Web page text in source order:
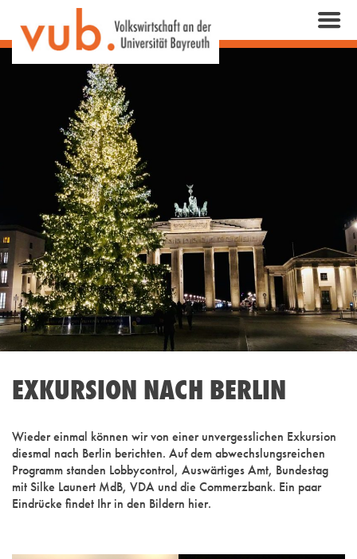
EXKURSION NACH BERLIN
Wieder einmal können wir von einer unvergesslichen Exkursion
diesmal nach Berlin berichten. Auf dem abwechslungsreichen
Programm standen Lobbycontrol, Auswärtiges Amt, Bundestag
mit Silke Launert MdB, VDA und die Commerzbank. Ein paar
Eindrücke findet Ihr in den Bildern hier.